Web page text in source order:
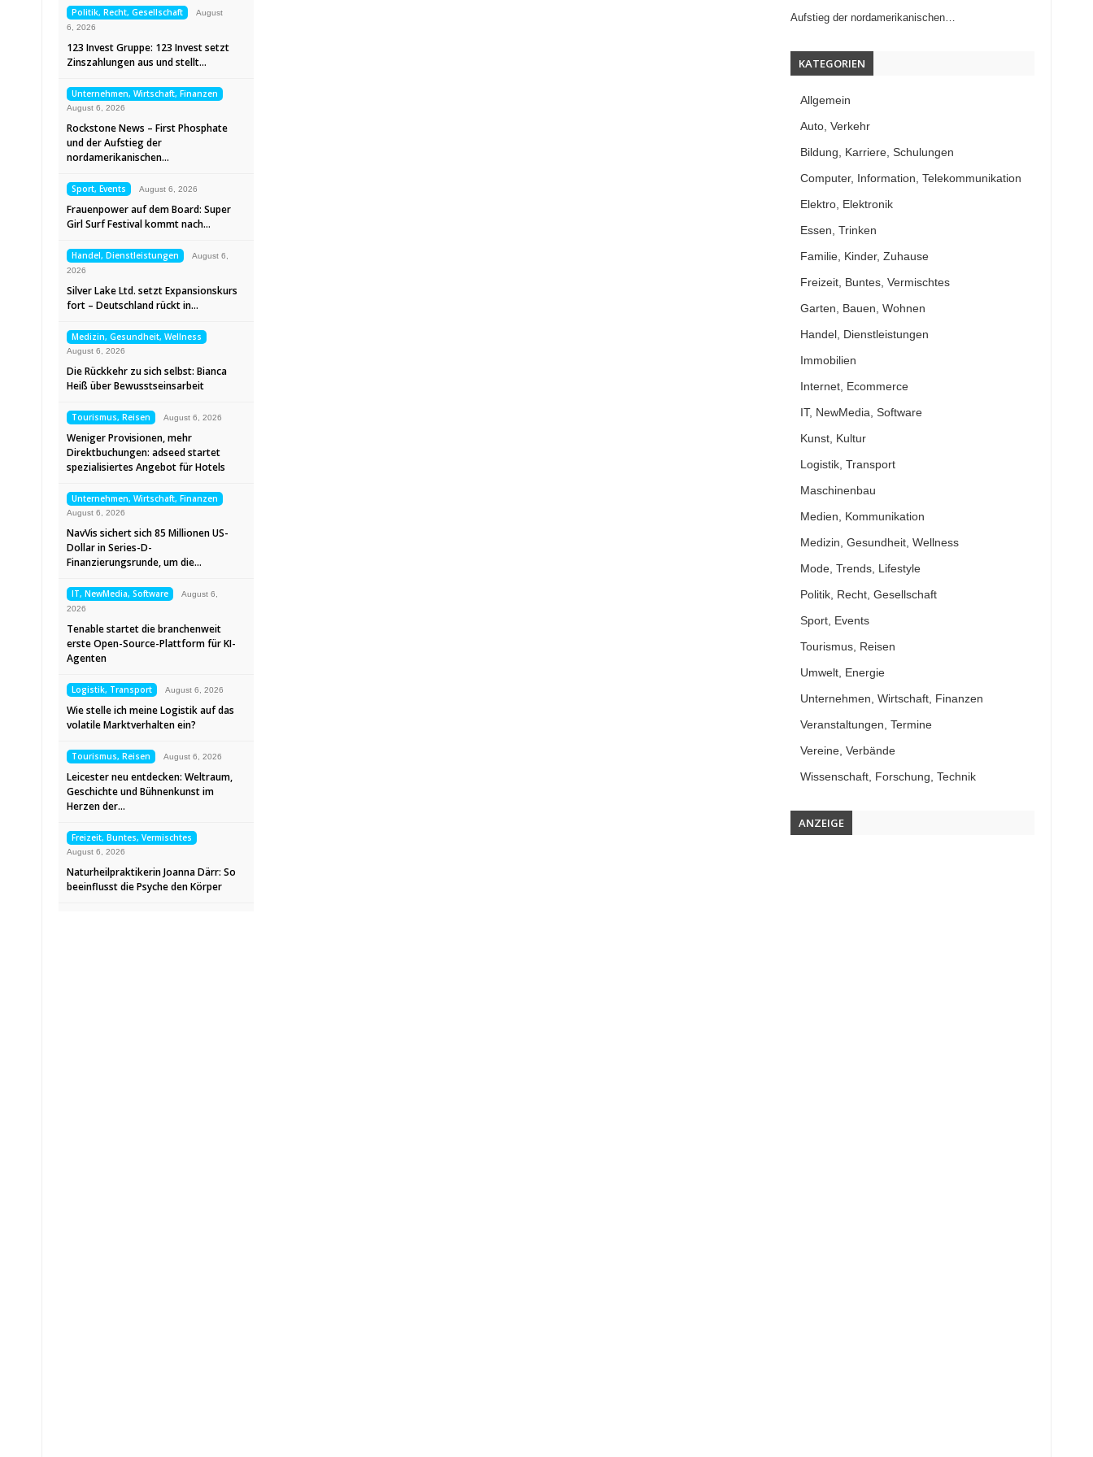
Politik, Recht, Gesellschaft
August
6, 2026
123 Invest Gruppe: 123 Invest setzt
Zinszahlungen aus und stellt…
Unternehmen, Wirtschaft, Finanzen
August 6, 2026
Rockstone News – First Phosphate
und der Aufstieg der
nordamerikanischen…
Sport, Events August 6, 2026
Frauenpower auf dem Board: Super
Girl Surf Festival kommt nach…
Handel, Dienstleistungen
August 6,
2026
Silver Lake Ltd. setzt Expansionskurs
fort – Deutschland rückt in…
Medizin, Gesundheit, Wellness
August 6, 2026
Die Rückkehr zu sich selbst: Bianca
Heiß über Bewusstseinsarbeit
Tourismus, Reisen August 6, 2026
Weniger Provisionen, mehr
Direktbuchungen: adseed startet
spezialisiertes Angebot für Hotels
Unternehmen, Wirtschaft, Finanzen
August 6, 2026
NavVis sichert sich 85 Millionen US-
Dollar in Series-D-
Finanzierungsrunde, um die…
IT, NewMedia, Software
August 6,
2026
Tenable startet die branchenweit
erste Open-Source-Plattform für KI-
Agenten
Logistik, Transport August 6, 2026
Wie stelle ich meine Logistik auf das
volatile Marktverhalten ein?
Tourismus, Reisen August 6, 2026
Leicester neu entdecken: Weltraum,
Geschichte und Bühnenkunst im
Herzen der…
Freizeit, Buntes, Vermischtes
August 6, 2026
Naturheilpraktikerin Joanna Därr: So
beeinflusst die Psyche den Körper
Aufstieg der nordamerikanischen…
KATEGORIEN
Allgemein
Auto, Verkehr
Bildung, Karriere, Schulungen
Computer, Information, Telekommunikation
Elektro, Elektronik
Essen, Trinken
Familie, Kinder, Zuhause
Freizeit, Buntes, Vermischtes
Garten, Bauen, Wohnen
Handel, Dienstleistungen
Immobilien
Internet, Ecommerce
IT, NewMedia, Software
Kunst, Kultur
Logistik, Transport
Maschinenbau
Medien, Kommunikation
Medizin, Gesundheit, Wellness
Mode, Trends, Lifestyle
Politik, Recht, Gesellschaft
Sport, Events
Tourismus, Reisen
Umwelt, Energie
Unternehmen, Wirtschaft, Finanzen
Veranstaltungen, Termine
Vereine, Verbände
Wissenschaft, Forschung, Technik
ANZEIGE